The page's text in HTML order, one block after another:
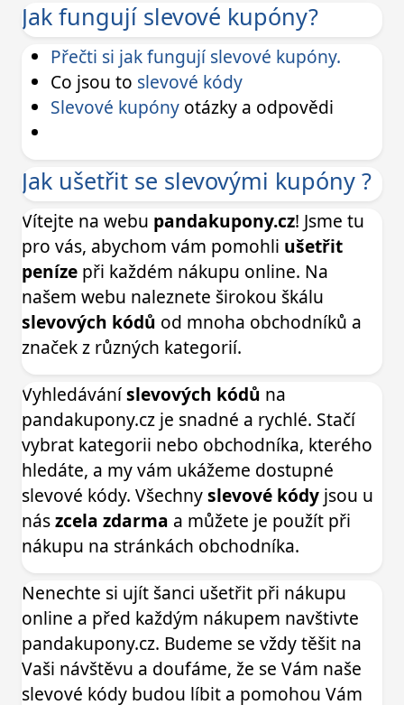
Jak fungují slevové kupóny?
Přečti si jak fungují slevové kupóny.
Co jsou to slevové kódy
Slevové kupóny otázky a odpovědi
Jak ušetřit se slevovými kupóny ?
Vítejte na webu pandakupony.cz! Jsme tu
pro vás, abychom vám pomohli ušetřit
peníze při každém nákupu online. Na
našem webu naleznete širokou škálu
slevových kódů od mnoha obchodníků a
značek z různých kategorií.
Vyhledáváníslevových kódů na
pandakupony.cz je snadné a rychlé. Stačí
vybrat kategorii nebo obchodníka, kterého
hledáte, a my vám ukážeme dostupné
slevové kódy. Všechnyslevové kódy jsou u
nászcela zdarma a můžete je použít při
nákupu na stránkách obchodníka.
Nenechte si ujít šanci ušetřit při nákupu
online a před každým nákupem navštivte
pandakupony.cz. Budeme se vždy těšit na
Vaši návštěvu a doufáme, že se Vám naše
slevové kódy budou líbit a pomohou Vám